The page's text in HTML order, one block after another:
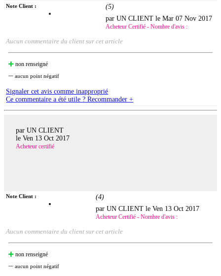
Note Client : (5)
par UN CLIENT leMar 07 Nov 2017
Acheteur Certifié - Nombre d'avis :
Aucun commentaire du client sur cet article
non renseigné
aucun point négatif
Signaler cet avis comme inapproprié
Ce commentaire a été utile ? Recommander +
par UN CLIENT
le Ven 13 Oct 2017
Acheteur certifié
Note Client : (4)
par UN CLIENT leVen 13 Oct 2017
Acheteur Certifié - Nombre d'avis :
Aucun commentaire du client sur cet article
non renseigné
aucun point négatif